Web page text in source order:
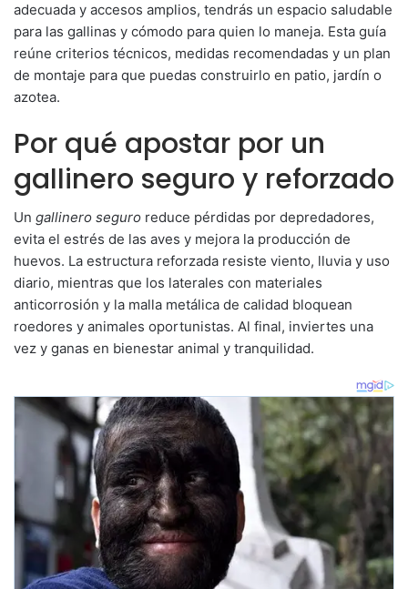
adecuada y accesos amplios, tendrás un espacio saludable
para las gallinas y cómodo para quien lo maneja. Esta guía
reúne criterios técnicos, medidas recomendadas y un plan
de montaje para que puedas construirlo en patio, jardín o
azotea.
Por qué apostar por un
gallinero seguro y reforzado
Un gallinero seguro reduce pérdidas por depredadores,
evita el estrés de las aves y mejora la producción de
huevos. La estructura reforzada resiste viento, lluvia y uso
diario, mientras que los laterales con materiales
anticorrosión y la malla metálica de calidad bloquean
roedores y animales oportunistas. Al final, inviertes una
vez y ganas en bienestar animal y tranquilidad.